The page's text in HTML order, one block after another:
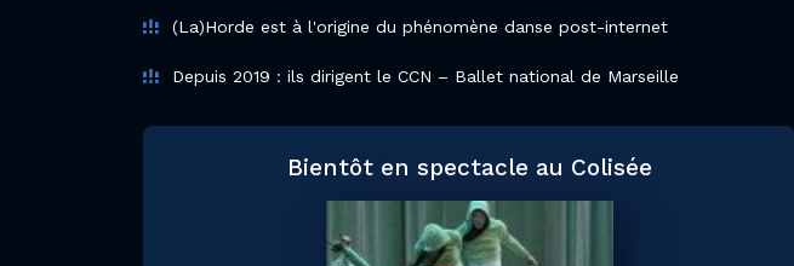
(La)Horde est à l'origine du phénomène danse post-internet
Depuis 2019 : ils dirigent le CCN – Ballet national de Marseille
Bientôt en spectacle au Colisée